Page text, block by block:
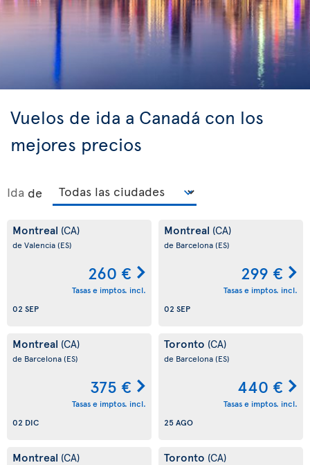
Vuelos de ida a Canadá con los
mejores precios
Ida de
Montreal (CA)
de Valencia(ES)
260 €
Tasas e imptos. incl.
02 SEP
Montreal (CA)
de Barcelona(ES)
299 €
Tasas e imptos. incl.
02 SEP
Montreal (CA)
de Barcelona(ES)
375 €
Tasas e imptos. incl.
02 DIC
Toronto (CA)
de Barcelona(ES)
440 €
Tasas e imptos. incl.
25 AGO
Montreal (CA) Toronto (CA)